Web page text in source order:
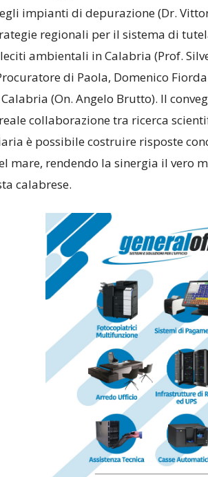
impianti di depurazione (Dr.
regionali per il sistema di
ambientali in Calabria (Prof.
di Paola, Domenico
(On. Angelo Brutto). Il
collaborazione tra ricerca
è possibile costruire risposte
mare, rendendo la sinergia il vero
calabrese.